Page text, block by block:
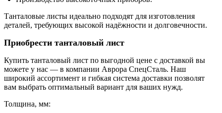
Танталовые листы идеально подходят для изготовления
деталей, требующих высокой надёжности и долговечности.
Приобрести танталовый лист
Купить танталовый лист по выгодной цене с доставкой вы
можете у нас — в компании Аврора СпецСталь. Наш
широкий ассортимент и гибкая система доставки позволят
вам выбрать оптимальный вариант для ваших нужд.
Толщина, мм: